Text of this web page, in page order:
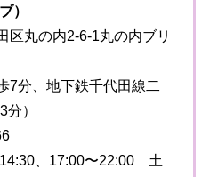
）
区丸の内2-6-1丸の内ブリ
7分、地下鉄千代田線二
）
、17:00〜22:00 土